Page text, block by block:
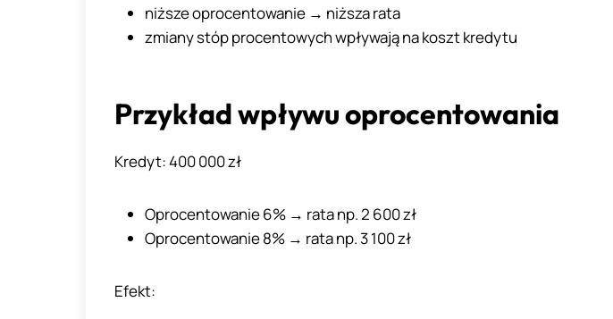
niższe oprocentowanie → niższa rata
zmiany stóp procentowych wpływają na koszt kredytu
Przykład wpływu oprocentowania
Kredyt: 400 000 zł
Oprocentowanie 6% → rata np. 2 600 zł
Oprocentowanie 8% → rata np. 3 100 zł
Efekt: